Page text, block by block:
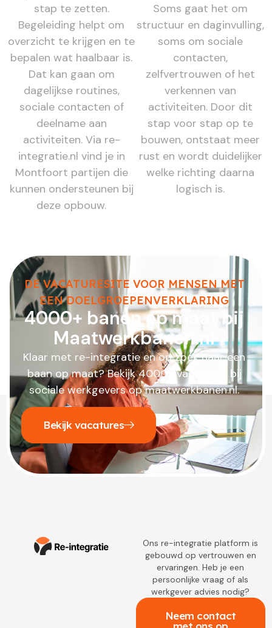
stap te zetten.
Begeleiding helpt om
overzicht te krijgen en te
bepalen wat haalbaar is.
Dat kan gaan om
dagelijkse routines,
sociale contacten of
deelname aan
activiteiten. Via re-
integratie.nl vind je in
Montfoort partijen die
kunnen ondersteunen bij
deze opbouw.
Soms gaat het om
structuur en daginvulling,
soms om sociale
contacten,
zelfvertrouwen of het
verkennen van
activiteiten. Door dit
stap voor stap op te
bouwen, ontstaat meer
rust en wordt duidelijker
welke richting daarna
logisch is.
DE VACATURESITE VOOR MENSEN MET
EEN DOELGROEPENVERKLARING
4000+ banen op maat bij
Maatwerkbanen.nl
Klaar met re-integratie en op zoek naar een
baan op maat? Bekijk 4000+ vacatures bij
sociale werkgevers op maatwerkbanen.nl.
Bekijk vacatures
Ons re-integratie platform is
gebouwd op vertrouwen en
ervaringen. Heb je een
persoonlijke vraag of als
werkgever advies nodig?
Neem contact